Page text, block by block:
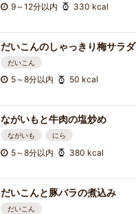
9～12分以内 330 kcal
だいこんのしゃっきり梅サラダ
だいこん
5～8分以内 50 kcal
ながいもと牛肉の塩炒め
ながいも にら
5～8分以内 380 kcal
だいこんと豚バラの煮込み
だいこん